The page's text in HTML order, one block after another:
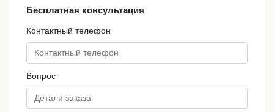
Бесплатная консультация
Контактный телефон
Вопрос